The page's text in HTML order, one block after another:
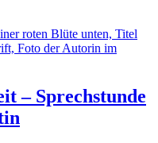
– Sprechstunde